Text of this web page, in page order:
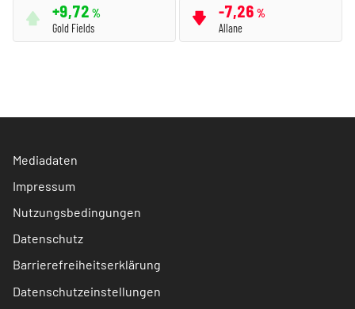
+9,72 %
Gold Fields
-7,26 %
Allane
Mediadaten
Impressum
Nutzungsbedingungen
Datenschutz
Barrierefreiheitserklärung
Datenschutzeinstellungen